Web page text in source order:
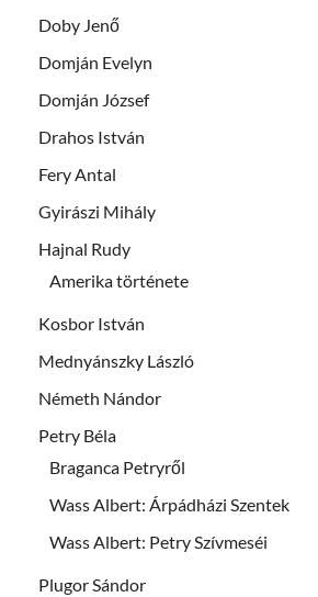
Doby Jenő
Domján Evelyn
Domján József
Drahos István
Fery Antal
Gyirászi Mihály
Hajnal Rudy
Amerika története
Kosbor István
Mednyánszky László
Németh Nándor
Petry Béla
Braganca Petryről
Wass Albert: Árpádházi Szentek
Wass Albert: Petry Szívmeséi
Plugor Sándor